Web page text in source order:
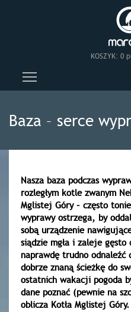
KOSZYK: 0
Baza – serce
Nasza baza podczas
rozległym kotle zwanym
Mglistej Góry – często
wyprawy ostrzega, by
sobą urządzenie
siądzie mgła i zaleje gęsto
naprawdę trudno
dobrze znaną ścieżkę do
ostatnich wakacji pogoda
dane poznać (pewnie na
oblicza Kotła Mglistej Góry.